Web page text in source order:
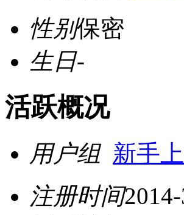
性别保密
生日-
活跃概况
用户组 新手
注册时间